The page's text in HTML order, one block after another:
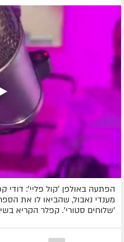
הפתעה באולפן 'קול פליי': דודי
מענדי נאבול, שהביאו לו את
'שלוחים סטורי'. קפלר הקריא